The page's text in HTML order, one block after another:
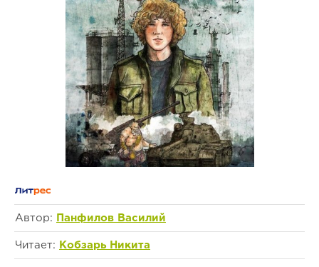
Автор: Панфилов Василий
Читает: Кобзарь Никита